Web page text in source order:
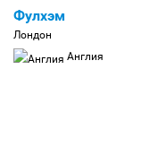
Фулхэм
Лондон
Англия